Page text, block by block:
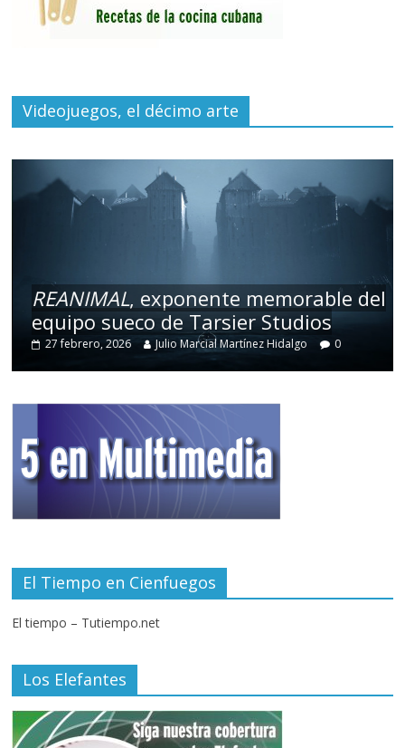
Videojuegos, el décimo arte
REANIMAL, exponente memorable del
equipo sueco de Tarsier Studios
27 febrero, 2026 Julio Marcial Martínez Hidalgo 0
El Tiempo en Cienfuegos
El tiempo – Tutiempo.net
Los Elefantes